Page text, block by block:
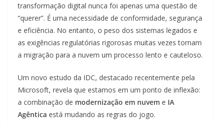
transformação digital nunca foi apenas uma questão de
“querer”. É uma necessidade de conformidade, segurança
e eficiência. No entanto, o peso dos sistemas legados e
as exigências regulatórias rigorosas muitas vezes tornam
a migração para a nuvem um processo lento e cauteloso.
Um novo estudo da IDC, destacado recentemente pela
Microsoft, revela que estamos em um ponto de inflexão:
a combinação de modernização em nuvem e IA
Agêntica está mudando as regras do jogo.